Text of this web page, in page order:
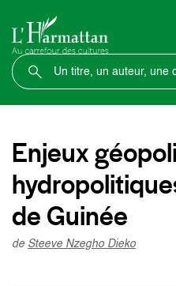
Enjeux
de Guinée
de Steeve Nzegho Dieko